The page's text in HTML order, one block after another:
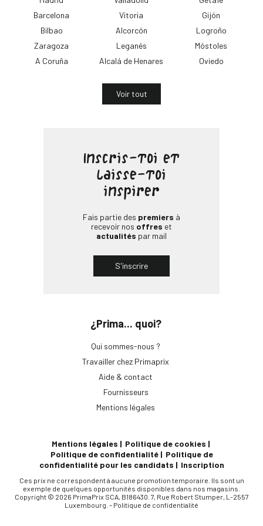
12 Bd de Magenta
Ouvert de 8.30 à 20.30
Aller à la boutique
Plus de détails
PrimaPrix Masséna
PrimaPrix Pontault-Combault
Ouvert de 8.30 à 20.00
Ouvert de 8.30 à 20.30
Aller à la boutique
Plus de détails
PrimaPrix Temple
Aller à la boutique
Plus de détails
PrimaPrix Avron
Barcelona
Bilbao
Zaragoza
A Coruña
Vitoria
Alcorcón
Leganés
Alcalá de Henares
Gijón
Logroño
Móstoles
Oviedo
Voir tout
¿Prima... quoi?
Qui sommes-nous ?
Travailler chez Primaprix
Aide & contact
Fournisseurs
Mentions légales
Inscris-toi et
laisse-toi
inspirer
Fais partie des premiers à
recevoir nos offres et
actualités par mail
S'inscrire
Mentions légales
Politique de cookies
Politique de confidentialité
Politique de
confidentialité pour les candidats
Inscription
Ces prix ne correspondent à aucune promotion temporaire. Ils sont un
exemple de quelques opportunités disponibles dans nos magasins.
Copyright © 2026 PrimaPrix SCA, B186430. 7, Rue Robert Stumper, L-2557
Luxembourg. – Politique de confidentialité